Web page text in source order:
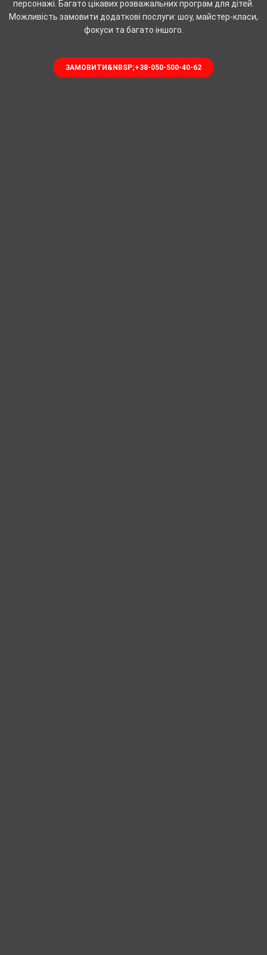
персонажі. Багато цікавих розважальних програм для дітей.
Можливість замовити додаткові послуги: шоу, майстер-класи,
фокуси та багато іншого.
ЗАМОВИТИ&NBSP;+38-050-500-40-62